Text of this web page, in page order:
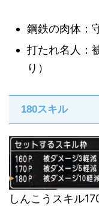
鋼鉄の肉体：
打たれ名人：
り）
180スキル
しんこうスキル